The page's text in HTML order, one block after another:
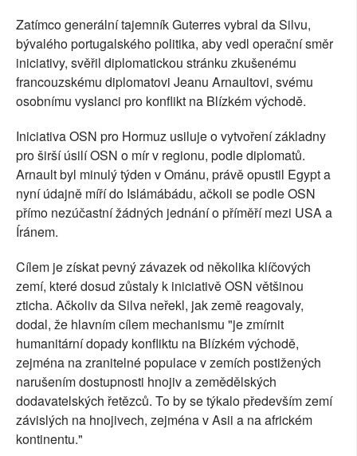
Zatímco generální tajemník Guterres vybral da Silvu,
bývalého portugalského politika, aby vedl operační směr
iniciativy, svěřil diplomatickou stránku zkušenému
francouzskému diplomatovi Jeanu Arnaultovi, svému
osobnímu vyslanci pro konflikt na Blízkém východě.
Iniciativa OSN pro Hormuz usiluje o vytvoření základny
pro širší úsilí OSN o mír v regionu, podle diplomatů.
Arnault byl minulý týden v Ománu, právě opustil Egypt a
nyní údajně míří do Islámábádu, ačkoli se podle OSN
přímo nezúčastní žádných jednání o příměří mezi USA a
Íránem.
Cílem je získat pevný závazek od několika klíčových
zemí, které dosud zůstaly k iniciativě OSN většinou
zticha. Ačkoliv da Silva neřekl, jak země reagovaly,
dodal, že hlavním cílem mechanismu "je zmírnit
humanitární dopady konfliktu na Blízkém východě,
zejména na zranitelné populace v zemích postižených
narušením dostupnosti hnojiv a zemědělských
dodavatelských řetězců. To by se týkalo především zemí
závislých na hnojivech, zejména v Asii a na africkém
kontinentu."